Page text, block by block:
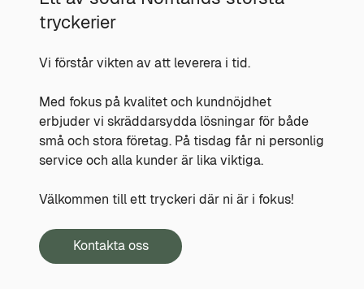
tryckerier
Vi förstår vikten av att leverera i tid.
Med fokus på kvalitet och kundnöjdhet
erbjuder vi skräddarsydda lösningar för både
små och stora företag. På tisdag får ni personlig
service och alla kunder är lika viktiga.
Välkommen till ett tryckeri där ni är i fokus!
Kontakta oss